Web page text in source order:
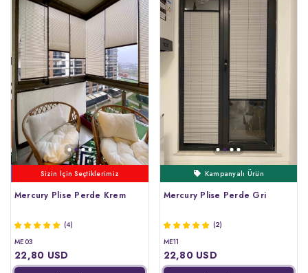
Kampanyalı Ürün
Mercury Plise Perde Krem
(4)
ME03
22,80 USD
Haftanın Ürünü
Mercury Plise Perde Gri
(2)
ME11
22,80 USD